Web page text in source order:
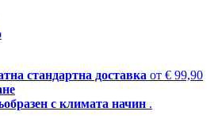
стандартна доставка от € 99,90
с климата начин .